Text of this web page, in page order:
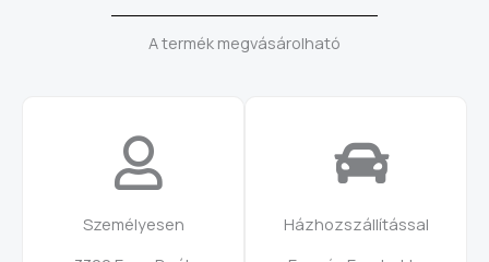
A termék megvásárolható
Személyesen
Házhozszállítással